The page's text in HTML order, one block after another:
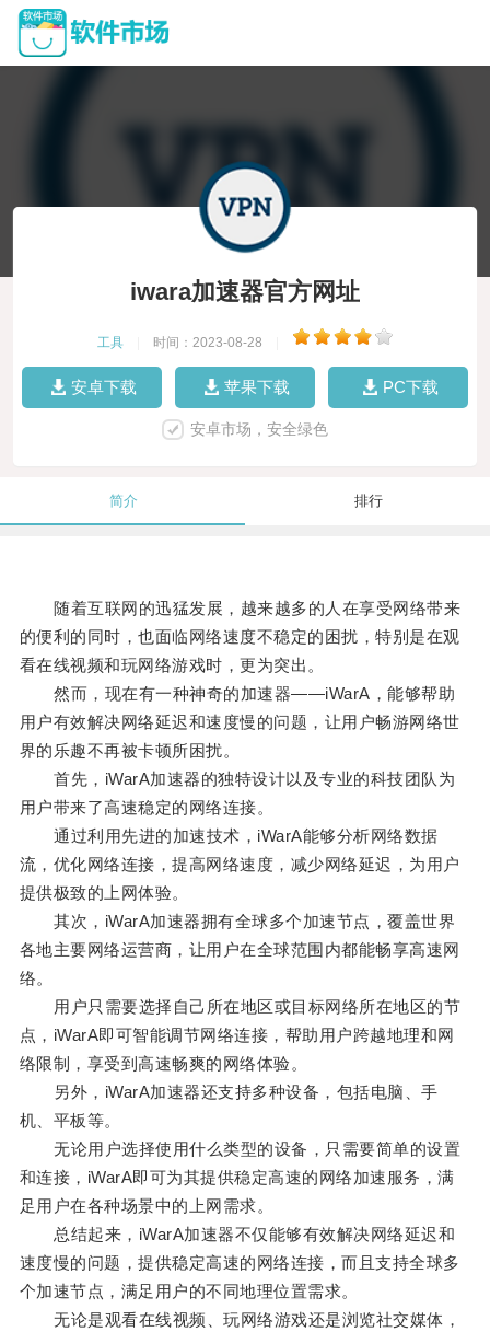
iwara加速器官方网址
工具 时间：2023-08-28
安卓下载 苹果下载 PC下载
安卓市场，安全绿色
简介 排行
随着互联网的迅猛发展，越来越多的人在享受网络带来
的便利的同时，也面临网络速度不稳定的困扰，特别是在观
看在线视频和玩网络游戏时，更为突出。
然而，现在有一种神奇的加速器——iWarA，能够帮助
用户有效解决网络延迟和速度慢的问题，让用户畅游网络世
界的乐趣不再被卡顿所困扰。
首先，iWarA加速器的独特设计以及专业的科技团队为
用户带来了高速稳定的网络连接。
通过利用先进的加速技术，iWarA能够分析网络数据
流，优化网络连接，提高网络速度，减少网络延迟，为用户
提供极致的上网体验。
其次，iWarA加速器拥有全球多个加速节点，覆盖世界
各地主要网络运营商，让用户在全球范围内都能畅享高速网
络。
用户只需要选择自己所在地区或目标网络所在地区的节
点，iWarA即可智能调节网络连接，帮助用户跨越地理和网
络限制，享受到高速畅爽的网络体验。
另外，iWarA加速器还支持多种设备，包括电脑、手
机、平板等。
无论用户选择使用什么类型的设备，只需要简单的设置
和连接，iWarA即可为其提供稳定高速的网络加速服务，满
足用户在各种场景中的上网需求。
总结起来，iWarA加速器不仅能够有效解决网络延迟和
速度慢的问题，提供稳定高速的网络连接，而且支持全球多
个加速节点，满足用户的不同地理位置需求。
无论是观看在线视频、玩网络游戏还是浏览社交媒体，